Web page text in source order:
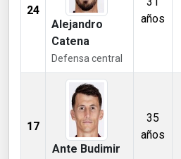
24
Alejandro
Catena
Defensa central
años
17
Ante Budimir
35
años